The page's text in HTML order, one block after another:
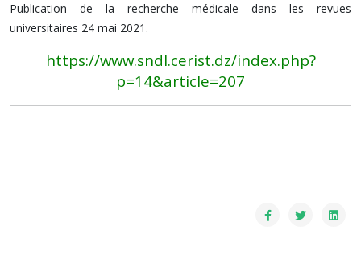
Publication de la recherche médicale dans les revues
universitaires 24 mai 2021.
https://www.sndl.cerist.dz/index.php?
p=14&article=207